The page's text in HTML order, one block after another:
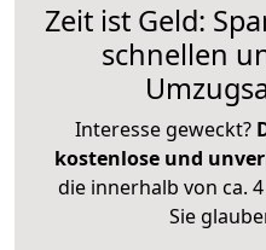
Zeit ist Geld:
schnellen
Interesse geweckt?
kostenlose und
die innerhalb von ca.
Sie